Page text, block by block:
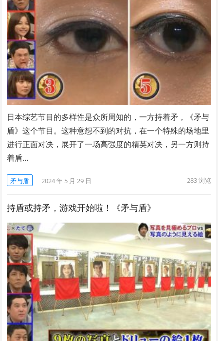
日本综艺节目的多样性是众所周知的，一方持着矛，《矛与
盾》这个节目。这种意想不到的对抗，在一个特殊的场地里
进行正面对决，展开了一场高强度的精英对决，另一方则持
着盾…
矛与盾 2024 年 5 月 29 日 283浏览
持盾或持矛，游戏开始啦！《矛与盾》